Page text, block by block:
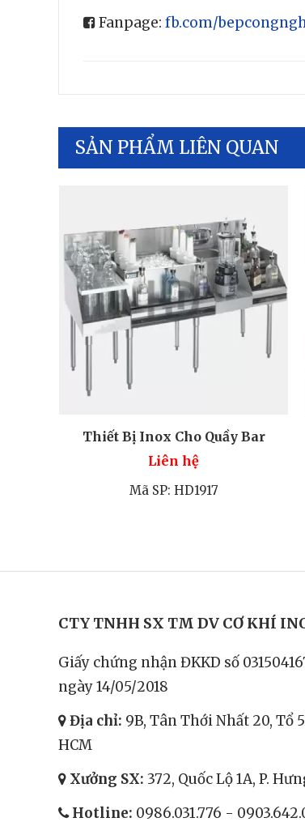
Fanpage: fb.com/
SẢN PHẨM LIÊN QUAN
Thiết Bị Inox Cho Quầy Bar
Liên hệ
Mã SP: HD1917
CTY TNHH SX TM DV CƠ KHÍ
Giấy chứng nhận ĐKKD số
ngày 14/05/2018
Địa chỉ: 9B, Tân Thới Nhất 20, Tổ
HCM
Xưởng SX: 372, Quốc Lộ 1A, P.
Hotline: 0986.031.776 -